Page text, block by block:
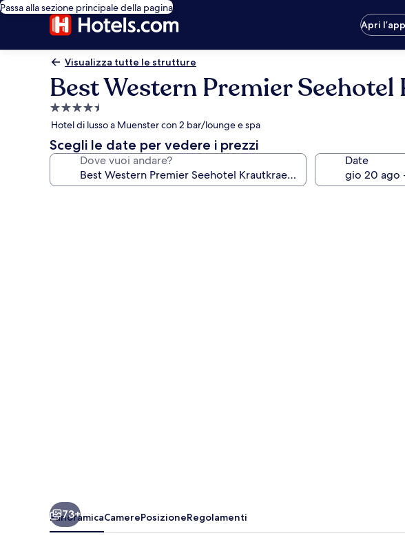
Passa alla sezione principale della pagina
Apri l’app
Visualizza tutte le strutture
Best Western Premier
Struttura
a
4.5
stelle
Hotel di lusso a Muenster con 2 bar/lounge e spa
Scegli le date per vedere i prezzi
Dove vuoi andare? Date
73+
PanoramicaCamerePosizioneRegolamenti